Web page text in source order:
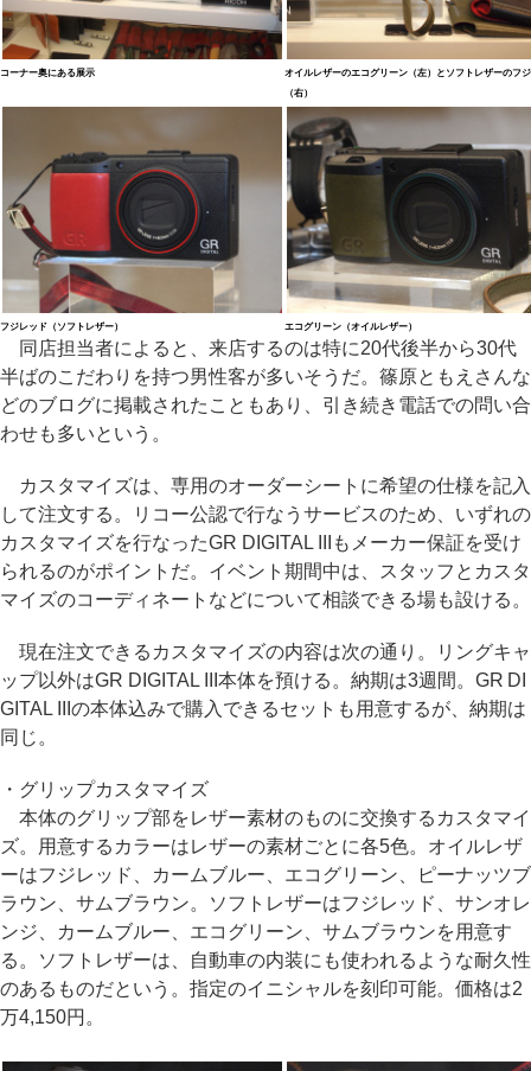
コーナー奥にある展示
オイルレザーのエコグリーン（左）とソフトレザーのフ
（右）
フジレッド（ソフトレザー） エコグリーン（オイルレザー）
同店担当者によると、来店するのは特に20代後半から30代
半ばのこだわりを持つ男性客が多いそうだ。篠原ともえさんな
どのブログに掲載されたこともあり、引き続き電話での問い合
わせも多いという。
カスタマイズは、専用のオーダーシートに希望の仕様を記入
して注文する。リコー公認で行なうサービスのため、いずれの
カスタマイズを行なったGR DIGITAL IIIもメーカー保証を受け
られるのがポイントだ。イベント期間中は、スタッフとカスタ
マイズのコーディネートなどについて相談できる場も設ける。
現在注文できるカスタマイズの内容は次の通り。リングキャ
ップ以外はGR DIGITAL III本体を預ける。納期は3週間。GR DI
GITAL IIIの本体込みで購入できるセットも用意するが、納期は
同じ。
・グリップカスタマイズ
本体のグリップ部をレザー素材のものに交換するカスタマイ
ズ。用意するカラーはレザーの素材ごとに各5色。オイルレザ
ーはフジレッド、カームブルー、エコグリーン、ピーナッツブ
ラウン、サムブラウン。ソフトレザーはフジレッド、サンオレ
ンジ、カームブルー、エコグリーン、サムブラウンを用意す
る。ソフトレザーは、自動車の内装にも使われるような耐久性
のあるものだという。指定のイニシャルを刻印可能。価格は2
万4,150円。